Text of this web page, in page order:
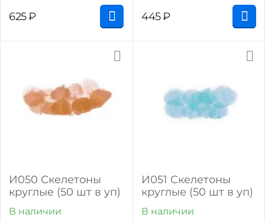
625₽ 445₽
И050 Скелетоны
круглые (50 шт в уп)
В наличии
И051 Скелетоны
круглые (50 шт в уп)
В наличии